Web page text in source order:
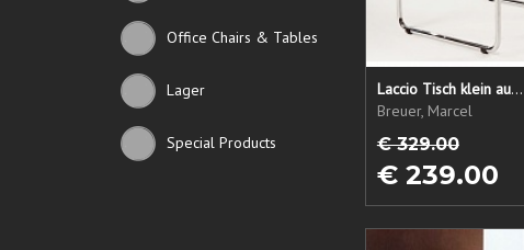
Office Chairs & Tables
Lager
Special Products
Laccio Tisch klein auf Lager
Breuer, Marcel
€ 329.00
€ 239.00